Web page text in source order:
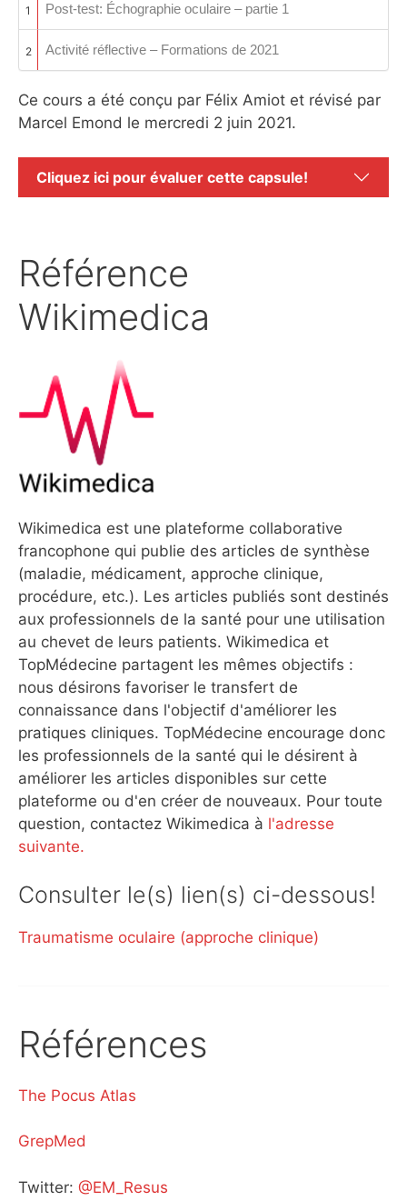
1 Post-test: Échographie oculaire – partie 1
2 Activité réflective – Formations de 2021
Ce cours a été conçu par Félix Amiot et révisé par
Marcel Emond le mercredi 2 juin 2021.
Cliquez ici pour évaluer cette capsule!
Référence
Wikimedica
Wikimedica est une plateforme collaborative
francophone qui publie des articles de synthèse
(maladie, médicament, approche clinique,
procédure, etc.). Les articles publiés sont destinés
aux professionnels de la santé pour une utilisation
au chevet de leurs patients. Wikimedica et
TopMédecine partagent les mêmes objectifs :
nous désirons favoriser le transfert de
connaissance dans l'objectif d'améliorer les
pratiques cliniques. TopMédecine encourage donc
les professionnels de la santé qui le désirent à
améliorer les articles disponibles sur cette
plateforme ou d'en créer de nouveaux. Pour toute
question, contactez Wikimedica à l'adresse
suivante.
Consulter le(s) lien(s) ci-dessous!
Traumatisme oculaire (approche clinique)
Références
The Pocus Atlas
GrepMed
Twitter: @EM_Resus